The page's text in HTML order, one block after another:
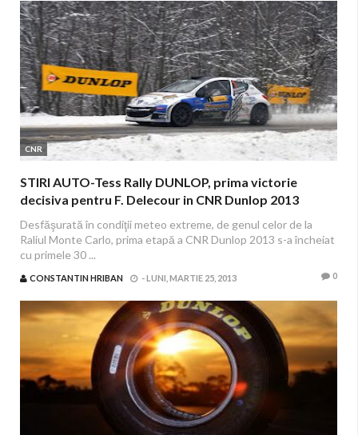
CNR
STIRI AUTO-Tess Rally DUNLOP, prima victorie
decisiva pentru F. Delecour in CNR Dunlop 2013
Desfăşurată în condiţii meteo extreme, de genul celor de la
Raliul Monte Carlo, prima etapă a CNR Dunlop 2013 s-a încheiat
cu primele 30 ...
CONSTANTIN HRIBAN -LUNI, MARTIE 25, 2013 0